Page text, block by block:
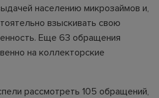
населению микрозаймов и,
взыскивать свою
Еще 63 обращения
на коллекторские
рассмотреть 105 обращений,